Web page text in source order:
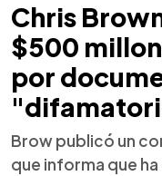
Chris
$500
por
Brow publicó un
que informa que